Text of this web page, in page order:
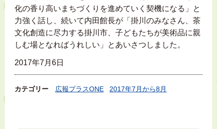
化の香り高いまちづくりを進めていく契機になる」と
力強く話し、続いて内田館長が「掛川のみなさん、茶
文化創造に尽力する掛川市、子どもたちが美術品に親
しむ場となればうれしい」とあいさつしました。
2017年7月6日
カテゴリー 広報プラスONE 2017年7月から8月